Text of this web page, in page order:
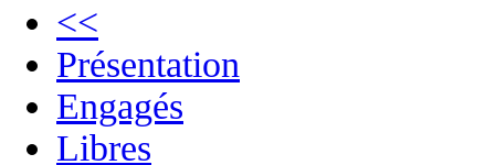
<<
Présentation
Engagés
Libres